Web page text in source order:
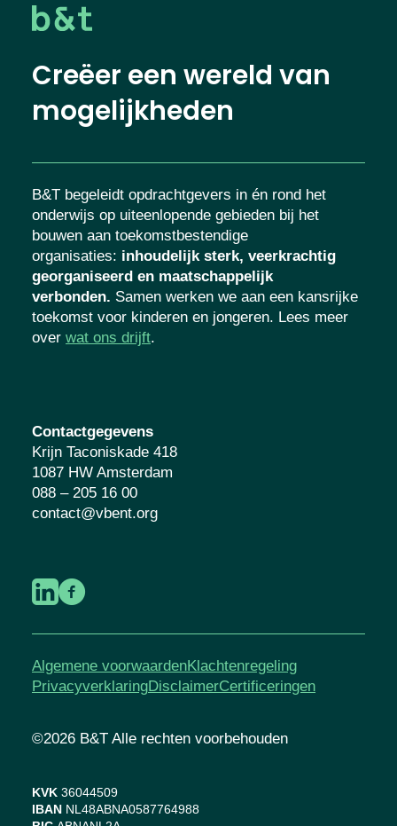
Creëer een wereld van
mogelijkheden
B&T begeleidt opdrachtgevers in én rond het
onderwijs op uiteenlopende gebieden bij het
bouwen aan toekomstbestendige
organisaties: inhoudelijk sterk, veerkrachtig
georganiseerd en maatschappelijk
verbonden. Samen werken we aan een kansrijke
toekomst voor kinderen en jongeren. Lees meer
over wat ons drijft.
Contactgegevens
Krijn Taconiskade 418
1087 HW Amsterdam
088 – 205 16 00
contact@vbent.org
Algemene voorwaardenKlachtenregeling
PrivacyverklaringDisclaimerCertificeringen
©2026 B&T Alle rechten voorbehouden
KVK 36044509
IBAN NL48ABNA0587764988